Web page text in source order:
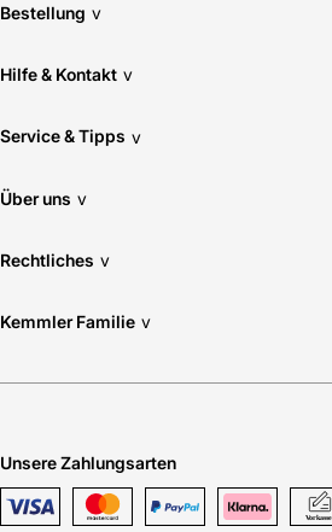
Bestellung v
Hilfe & Kontakt v
Service & Tipps v
Über uns v
Rechtliches v
Kemmler Familie v
Unsere Zahlungsarten